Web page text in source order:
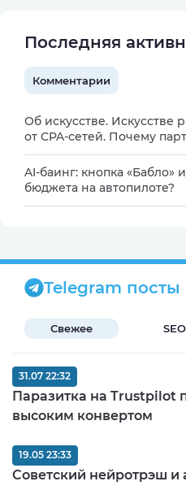
Последняя
Комментарии
Об искусстве. Искусстве
от CPA-сетей. Почему
создают фейковые кейсы?
AI-баинг: кнопка «Бабло»
бюджета на автопилоте?
Telegram посты
Свежее SEO
Паразитка на Trustpilot
высоким конвертом
31.07 22:32
Советский нейротрэш и
19.05 23:33